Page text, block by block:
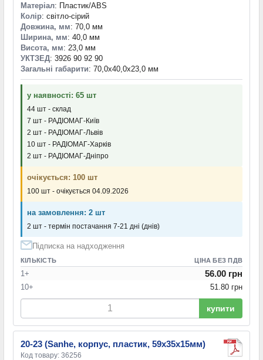
Матеріал: Пластик/ABS
Колір: світло-сірий
Довжина, мм: 70,0 мм
Ширина, мм: 40,0 мм
Висота, мм: 23,0 мм
УКТЗЕД: 3926 90 92 90
Загальні габарити: 70,0x40,0x23,0 мм
у наявності: 65 шт
44 шт - склад
7 шт - РАДІОМАГ-Київ
2 шт - РАДІОМАГ-Львів
10 шт - РАДІОМАГ-Харків
2 шт - РАДІОМАГ-Дніпро
очікується: 100 шт
100 шт - очікується 04.09.2026
на замовлення: 2 шт
2 шт - термін постачання 7-21 дні (днів)
Підписка на надходження
КІЛЬКІСТЬ ЦІНА БЕЗ ПДВ
1+ 56.00 грн
10+ 51.80 грн
купити
20-23 (Sanhe, корпус, пластик, 59х35х15мм)
Код товару: 36256